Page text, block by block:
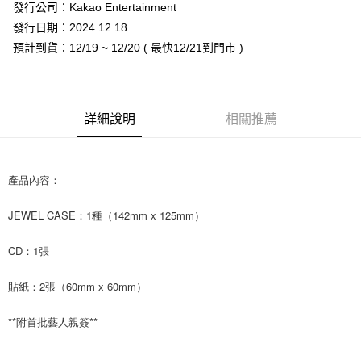
街口支付
悠遊付
【關於「AFTEE先享後付」】
AFTEE先享後付是「在收到商品之後才付款」的支付方式。 讓您購物簡單
３．安心：先確認商品／服務後，再付款。
【「AFTEE先享後付」結帳流程】
２．訂單成立數日內，您將收到繳費通知簡訊。
ATM／網路銀行／等多元方式進行付款，方視為交易完成。
後付繳納相關費用。
全家取貨付款
每筆NT$60，滿NT$1,599(含以上)免運費
7-11取貨付款
發行公司：Kakao Entertainment
發行日期：2024.12.18
預計到貨：12/19 ~ 12/20 ( 最快12/21到門市 )
詳細說明 相關推薦
產品內容：
JEWEL CASE：1種（142mm x 125mm）
CD：1張
貼紙：2張（60mm x 60mm）
**附首批藝人親簽**